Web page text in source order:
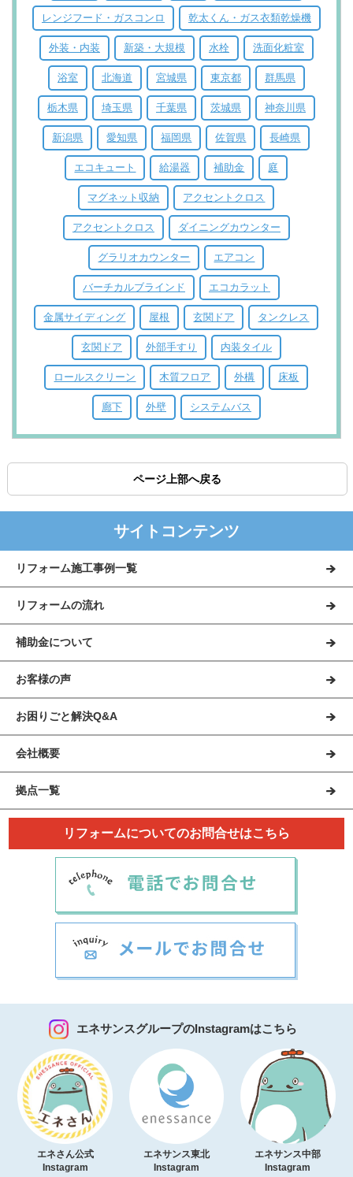
レンジフード・ガスコンロ 乾太くん・ガス衣類乾燥機
外装・内装 新築・大規模 水栓 洗面化粧室
浴室 北海道 宮城県 東京都 群馬県
栃木県 埼玉県 千葉県 茨城県 神奈川県
新潟県 愛知県 福岡県 佐賀県 長崎県
エコキュート 給湯器 補助金 庭
マグネット収納 アクセントクロス
アクセントクロス ダイニングカウンター
グラリオカウンター エアコン
バーチカルブラインド エコカラット
金属サイディング 屋根 玄関ドア タンクレス
玄関ドア 外部手すり 内装タイル
ロールスクリーン 木質フロア 外構 床板
廊下 外壁 システムバス
ページ上部へ戻る
サイトコンテンツ
リフォーム施工事例一覧
リフォームの流れ
補助金について
お客様の声
お困りごと解決Q&A
会社概要
拠点一覧
リフォームについてのお問合せはこちら
エネサンスグループのInstagramはこちら
エネさん公式
Instagram
エネサンス東北
Instagram
エネサンス中部
Instagram